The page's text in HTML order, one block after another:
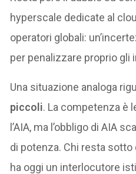
hyperscale dedicate al
operatori globali:
per penalizzare proprio gli
Una situazione analoga
piccoli. La competenza è
l’AIA, ma l’obbligo di AIA
di potenza. Chi resta
ha oggi un interlocutore